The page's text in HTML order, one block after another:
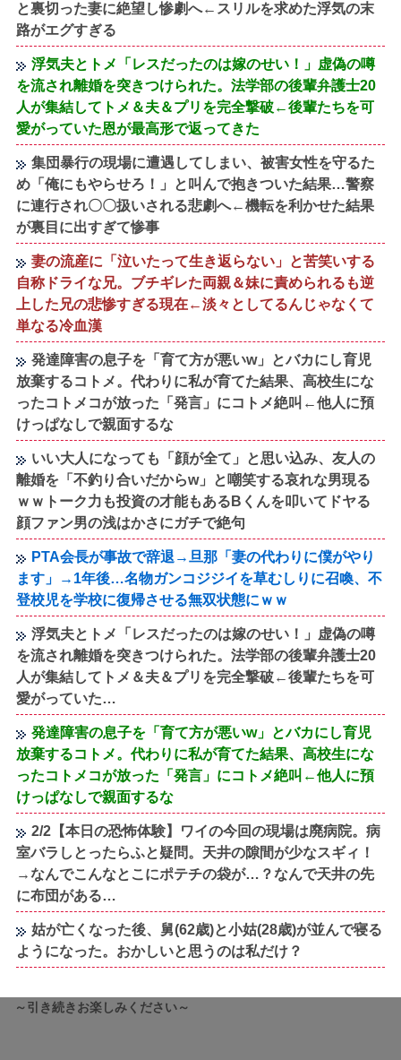
と裏切った妻に絶望し惨劇へ←スリルを求めた浮気の末
路がエグすぎる
浮気夫とトメ「レスだったのは嫁のせい！」虚偽の噂
を流され離婚を突きつけられた。法学部の後輩弁護士20
人が集結してトメ＆夫＆プリを完全撃破←後輩たちを可
愛がっていた恩が最高形で返ってきた
集団暴行の現場に遭遇してしまい、被害女性を守るた
め「俺にもやらせろ！」と叫んで抱きついた結果…警察
に連行され〇〇扱いされる悲劇へ←機転を利かせた結果
が裏目に出すぎて惨事
妻の流産に「泣いたって生き返らない」と苦笑いする
自称ドライな兄。ブチギレた両親＆妹に責められるも逆
上した兄の悲惨すぎる現在←淡々としてるんじゃなくて
単なる冷血漢
発達障害の息子を「育て方が悪いw」とバカにし育児
放棄するコトメ。代わりに私が育てた結果、高校生にな
ったコトメコが放った「発言」にコトメ絶叫←他人に預
けっぱなしで親面するな
いい大人になっても「顔が全て」と思い込み、友人の
離婚を「不釣り合いだからw」と嘲笑する哀れな男現る
ｗｗトーク力も投資の才能もあるBくんを叩いてドヤる
顔ファン男の浅はかさにガチで絶句
PTA会長が事故で辞退→旦那「妻の代わりに僕がやり
ます」→1年後…名物ガンコジジイを草むしりに召喚、不
登校児を学校に復帰させる無双状態にｗｗ
浮気夫とトメ「レスだったのは嫁のせい！」虚偽の噂
を流され離婚を突きつけられた。法学部の後輩弁護士20
人が集結してトメ＆夫＆プリを完全撃破←後輩たちを可
愛がっていた…
発達障害の息子を「育て方が悪いw」とバカにし育児
放棄するコトメ。代わりに私が育てた結果、高校生にな
ったコトメコが放った「発言」にコトメ絶叫←他人に預
けっぱなしで親面するな
2/2【本日の恐怖体験】ワイの今回の現場は廃病院。病
室バラしとったらふと疑問。天井の隙間が少なスギィ！
→なんでこんなとこにポテチの袋が…？なんで天井の先
に布団がある…
姑が亡くなった後、舅(62歳)と小姑(28歳)が並んで寝る
ようになった。おかしいと思うのは私だけ？
～引き続きお楽しみください～